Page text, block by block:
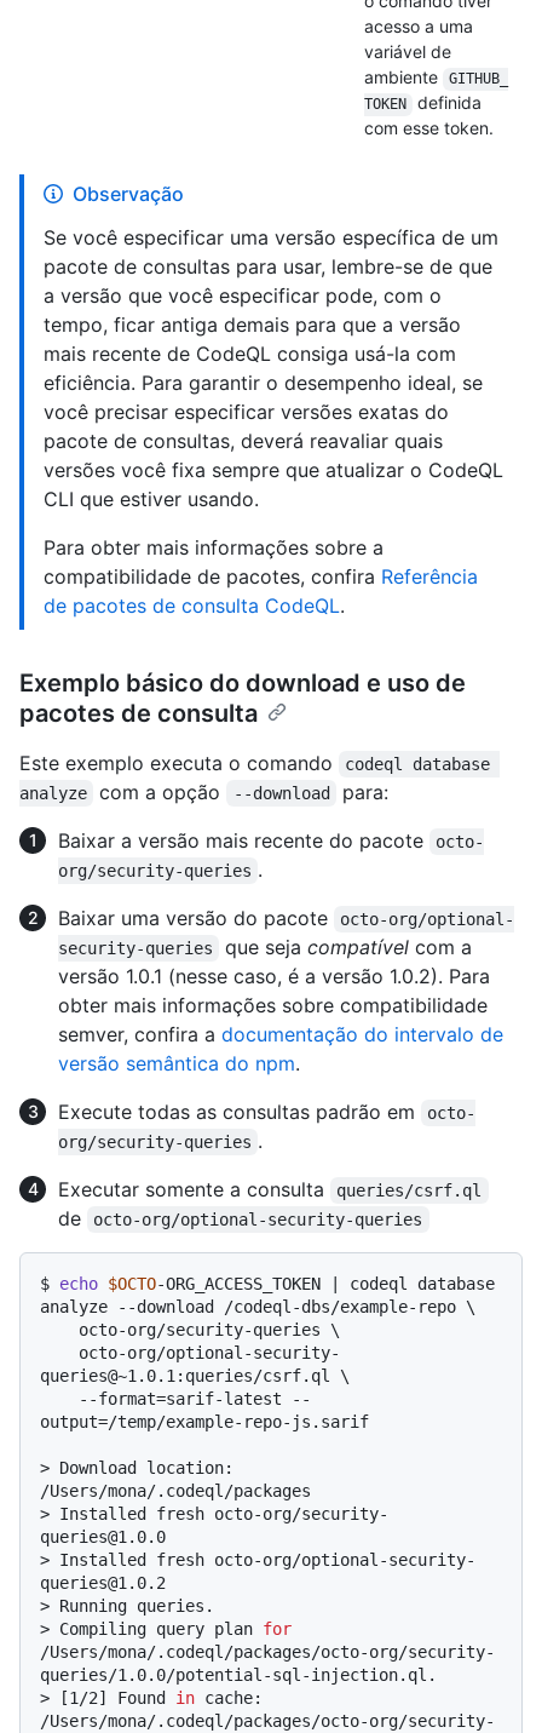
acesso a uma
variável de
ambiente
GITHUB_
TOKEN
definida
com esse token.
Observação
Se você especificar uma versão específica de um
pacote de consultas para usar, lembre-se de que
a versão que você especificar pode, com o
tempo, ficar antiga demais para que a versão
mais recente de CodeQL consiga usá-la com
eficiência. Para garantir o desempenho ideal, se
você precisar especificar versões exatas do
pacote de consultas, deverá reavaliar quais
versões você fixa sempre que atualizar o CodeQL
CLI que estiver usando.
Para obter mais informações sobre a
compatibilidade de pacotes, confira Referência
de pacotes de consulta CodeQL.
Exemplo básico do download e uso de
pacotes de consulta
Este exemplo executa o comando
codeql database
analyze
com a opção --download
para:
Baixar a versão mais recente do pacote
octo-
org/security-queries .
Baixar uma versão do pacote
octo-org/optional-
security-queries
que sejacompatível com a
versão 1.0.1 (nesse caso, é a versão 1.0.2). Para
obter mais informações sobre compatibilidade
semver, confira a documentação do intervalo de
versão semântica do npm.
Execute todas as consultas padrão em
octo-
org/security-queries .
Executar somente a consulta
queries/csrf.ql
de octo-org/optional-security-queries
$ echo $OCTO-ORG_ACCESS_TOKEN | codeql database
analyze --download /codeql-dbs/example-repo \
queries@~1.0.1:queries/csrf.ql \
output=/temp/example-repo-js.sarif
> Download location:
/Users/mona/.codeql/packages
> Installed fresh octo-org/security-
queries@1.0.0
> Installed fresh octo-org/optional-security-
queries@1.0.2
> Running queries.
> Compiling query plan for
/Users/mona/.codeql/packages/octo-org/security-
queries/1.0.0/potential-sql-injection.ql.
>
[1/2] Found in cache:
/Users/mona/.codeql/packages/octo-org/security-